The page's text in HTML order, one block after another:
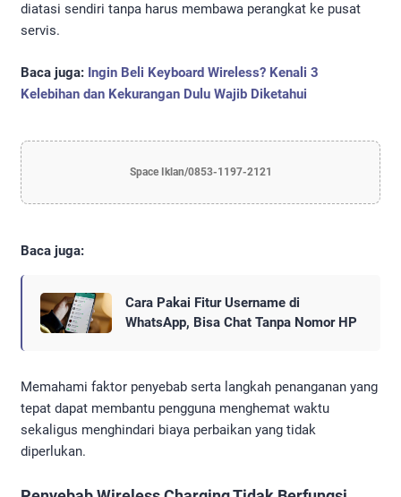
diatasi sendiri tanpa harus membawa perangkat ke pusat
servis.
Baca juga: Ingin Beli Keyboard Wireless? Kenali 3
Kelebihan dan Kekurangan Dulu Wajib Diketahui
Space Iklan/0853-1197-2121
Baca juga:
Cara Pakai Fitur Username di
WhatsApp, Bisa Chat Tanpa Nomor HP
Memahami faktor penyebab serta langkah penanganan yang
tepat dapat membantu pengguna menghemat waktu
sekaligus menghindari biaya perbaikan yang tidak
diperlukan.